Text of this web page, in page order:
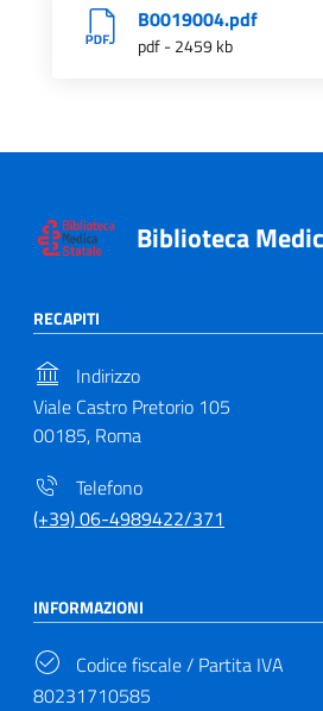
B0019004.pdf
pdf - 2459 kb
Biblioteca
RECAPITI
Indirizzo
Viale Castro Pretorio 105
00185, Roma
Telefono
(+39) 06-4989422/371
INFORMAZIONI
Codice fiscale / Partita IVA
80231710585